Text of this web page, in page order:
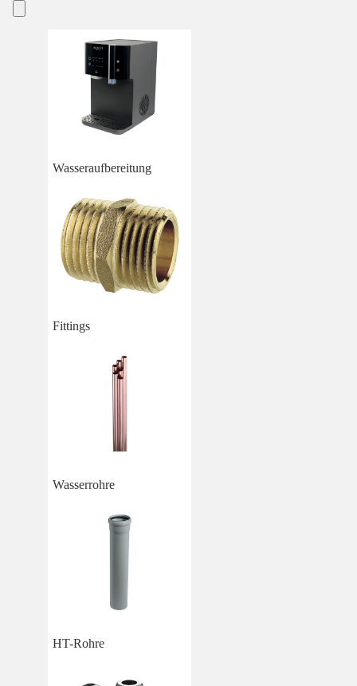
Wasseraufbereitung
Fittings
Wasserrohre
HT-Rohre